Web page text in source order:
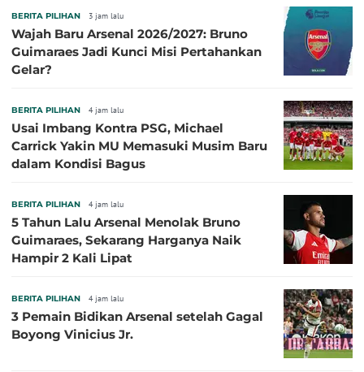
BERITA PILIHAN 3 jam lalu
Wajah Baru Arsenal 2026/2027: Bruno
Guimaraes Jadi Kunci Misi Pertahankan
Gelar?
BERITA PILIHAN 4 jam lalu
Usai Imbang Kontra PSG, Michael
Carrick Yakin MU Memasuki Musim Baru
dalam Kondisi Bagus
BERITA PILIHAN 4 jam lalu
5 Tahun Lalu Arsenal Menolak Bruno
Guimaraes, Sekarang Harganya Naik
Hampir 2 Kali Lipat
BERITA PILIHAN 4 jam lalu
3 Pemain Bidikan Arsenal setelah Gagal
Boyong Vinicius Jr.